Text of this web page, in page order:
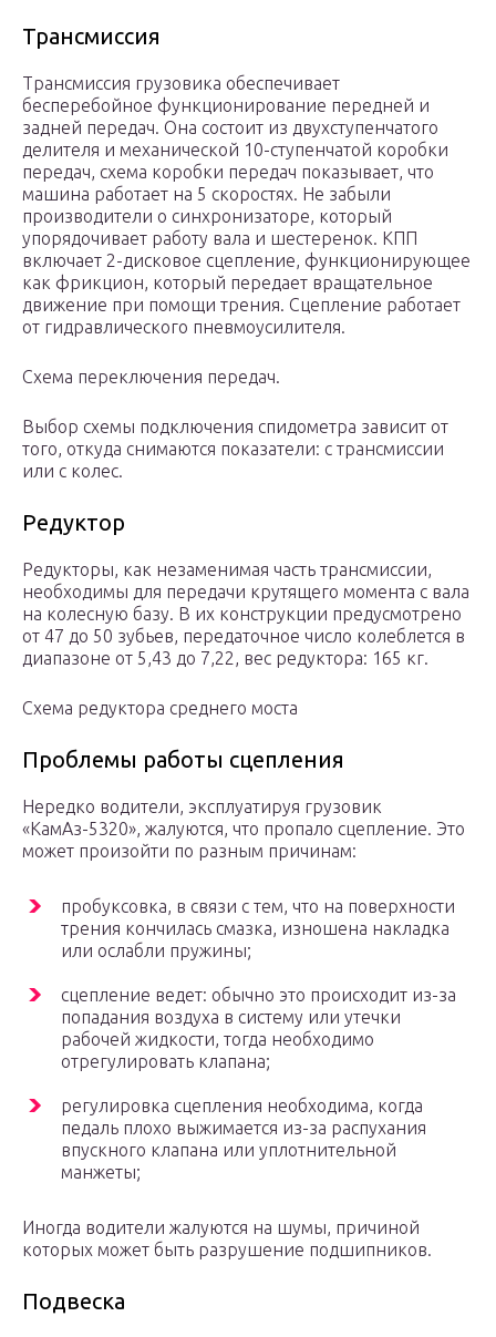
Трансмиссия
Трансмиссия грузовика обеспечивает
бесперебойное функционирование передней и
задней передач. Она состоит из двухступенчатого
делителя и механической 10-ступенчатой коробки
передач, схема коробки передач показывает, что
машина работает на 5 скоростях. Не забыли
производители о синхронизаторе, который
упорядочивает работу вала и шестеренок. КПП
включает 2-дисковое сцепление, функционирующее
как фрикцион, который передает вращательное
движение при помощи трения. Сцепление работает
от гидравлического пневмоусилителя.
Схема переключения передач.
Выбор схемы подключения спидометра зависит от
того, откуда снимаются показатели: с трансмиссии
или с колес.
Редуктор
Редукторы, как незаменимая часть трансмиссии,
необходимы для передачи крутящего момента с вала
на колесную базу. В их конструкции предусмотрено
от 47 до 50 зубьев, передаточное число колеблется в
диапазоне от 5,43 до 7,22, вес редуктора: 165 кг.
Схема редуктора среднего моста
Проблемы работы сцепления
Нередко водители, эксплуатируя грузовик
«КамАз-5320», жалуются, что пропало сцепление. Это
может произойти по разным причинам:
пробуксовка, в связи с тем, что на поверхности
трения кончилась смазка, изношена накладка
или ослабли пружины;
сцепление ведет: обычно это происходит из-за
попадания воздуха в систему или утечки
рабочей жидкости, тогда необходимо
отрегулировать клапана;
регулировка сцепления необходима, когда
педаль плохо выжимается из-за распухания
впускного клапана или уплотнительной
манжеты;
Иногда водители жалуются на шумы, причиной
которых может быть разрушение подшипников.
Подвеска